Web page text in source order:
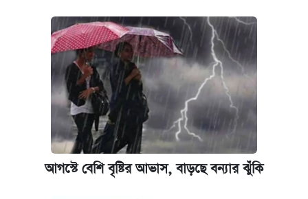
আগস্টে বেশি বৃষ্টির আভাস, বাড়ছে বন্যার ঝুঁকি